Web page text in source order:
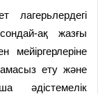
ақ жазғы
мейіргерлеріне
ету және
әдістемелік